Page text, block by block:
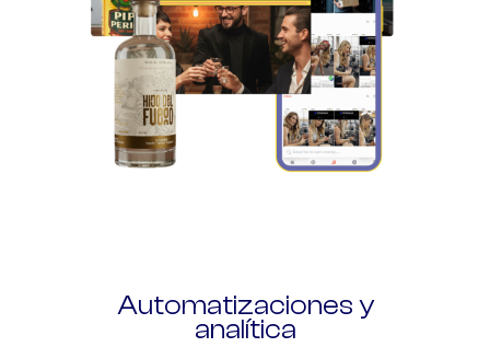
Automatizaciones y
analítica